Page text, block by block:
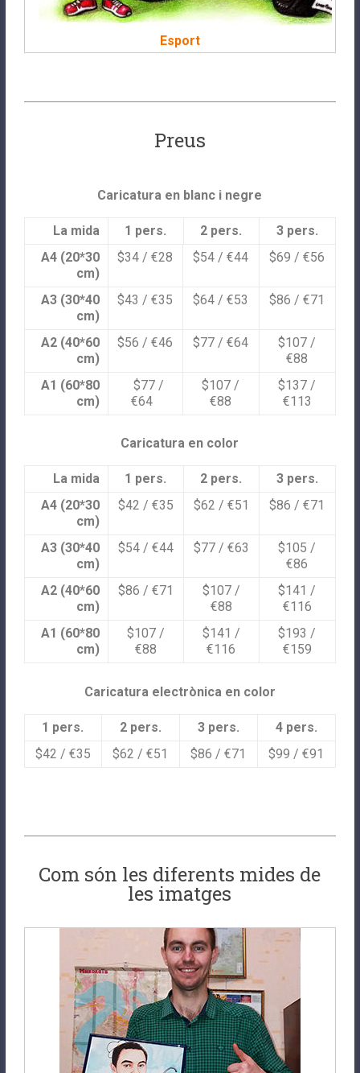
Esport
Preus
Caricatura en blanc i negre
La mida 1 pers. 2 pers.
3 pers.
A4 (20*30
cm)
$34 / €28 $54 / €44 $69 / €56
A3 (30*40
cm)
$43 / €35 $64 / €53 $86 / €71
A2 (40*60
cm)
$56 / €46 $77 / €64
$107 /
€88
A1 (60*80
cm)
$77 /
€64
$107 /
€88
$137 /
€113
Caricatura en color
La mida 1 pers. 2 pers.
3 pers.
A4 (20*30
cm)
$42 / €35 $62 / €51 $86 / €71
A3 (30*40
cm)
$54 / €44 $77 / €63
$105 /
€86
A2 (40*60
cm)
$86 / €71
$107 /
€88
$141 /
€116
A1 (60*80
cm)
$107 /
€88
$141 /
€116
$193 /
€159
Caricatura electrònica en color
1 pers. 2 pers. 3 pers.
4 pers.
$42 / €35
$62 / €51 $86 / €71 $99 / €91
Com són les diferents mides de
les imatges